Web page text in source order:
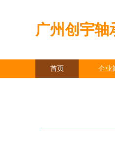
广州创宇轴
首页 企业